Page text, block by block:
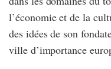
l’économie et de la
des idées de son
ville d’importance